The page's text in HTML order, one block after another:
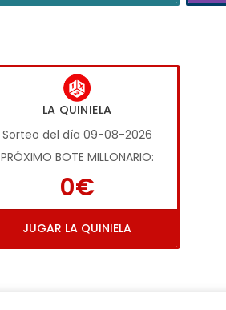
LA QUINIELA
Sorteo del día 09-08-2026
PRÓXIMO BOTE MILLONARIO:
0€
JUGAR LA QUINIELA